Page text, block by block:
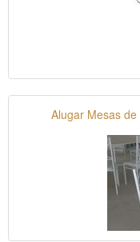
Alugar Mesas